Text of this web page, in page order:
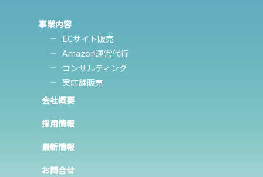
事業内容
ECサイト販売
Amazon運営代行
コンサルティング
実店舗販売
会社概要
採用情報
最新情報
お問合せ